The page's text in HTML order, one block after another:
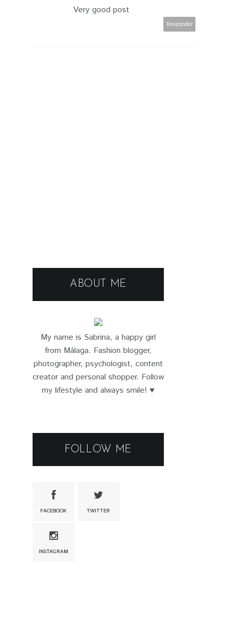
Very good post
Responder
ABOUT ME
My name is Sabrina, a happy girl
from Málaga. Fashion blogger,
photographer, psychologist, content
creator and personal shopper. Follow
my lifestyle and always smile! ♥
FOLLOW ME
FACEBOOK TWITTER
INSTAGRAM